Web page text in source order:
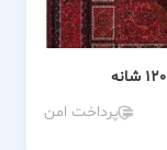
پرداخت امن